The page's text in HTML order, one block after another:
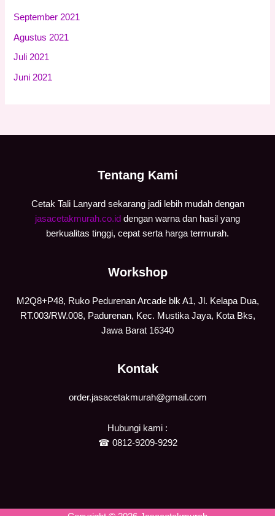
September 2021
Agustus 2021
Juli 2021
Juni 2021
Tentang Kami
Cetak Tali Lanyard sekarang jadi lebih mudah dengan
jasacetakmurah.co.id dengan warna dan hasil yang
berkualitas tinggi, cepat serta harga termurah.
Workshop
M2Q8+P48, Ruko Pedurenan Arcade blk A1, Jl. Kelapa Dua,
RT.003/RW.008, Padurenan, Kec. Mustika Jaya, Kota Bks,
Jawa Barat 16340
Kontak
order.jasacetakmurah@gmail.com
Hubungi kami :
☎ 0812-9209-9292